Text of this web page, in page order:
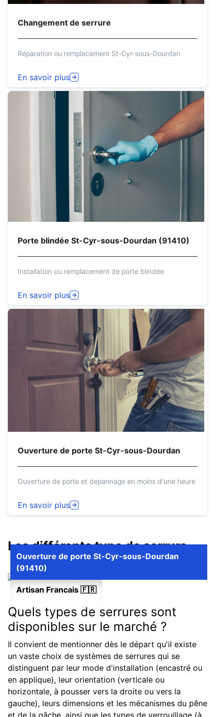
Changement de serrure
Réparation ou remplacement St-Cyr-sous-Dourdan
En savoir plus
Porte blindée St-Cyr-sous-Dourdan (91410)
Installation ou remplacement de porte blindée
En savoir plus
Ouverture de porte St-Cyr-sous-Dourdan
Ouverture de porte et depannage en moins d'une heure
En savoir plus
Les différents type de serrure
Artisan Francais 🇫🇷
Ouverture de porte St-Cyr-sous-Dourdan
(91410)
Quels types de serrures sont
disponibles sur le marché ?
Il convient de mentionner dès le départ qu'il existe
un vaste choix de systèmes de serrures qui se
distinguent par leur mode d'installation (encastré ou
en applique), leur orientation (verticale ou
horizontale, à pousser vers la droite ou vers la
gauche), leurs dimensions et les mécanismes du pêne